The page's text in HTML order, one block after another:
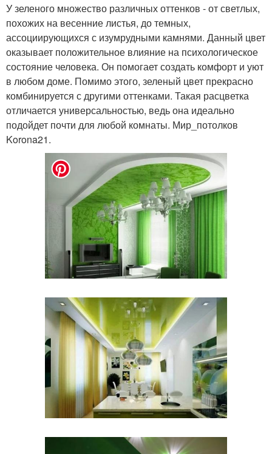
У зеленого множество различных оттенков - от светлых,
похожих на весенние листья, до темных,
ассоциирующихся с изумрудными камнями. Данный цвет
оказывает положительное влияние на психологическое
состояние человека. Он помогает создать комфорт и уют
в любом доме. Помимо этого, зеленый цвет прекрасно
комбинируется с другими оттенками. Такая расцветка
отличается универсальностью, ведь она идеально
подойдет почти для любой комнаты. Мир_потолков
Korona21.